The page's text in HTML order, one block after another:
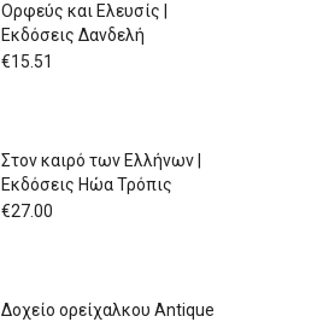
Ορφεύς και Ελευσίς |
Εκδόσεις Δανδελή
€15.51
Στον καιρό των Ελλήνων |
Εκδόσεις Ηώα Τρόπις
€27.00
Δοχείο ορείχαλκου Antique